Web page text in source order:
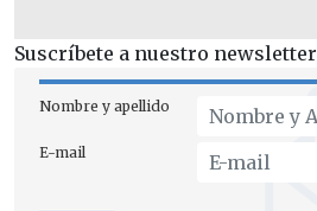
Suscríbete a nuestro newsletter
Nombre y apellido
E-mail